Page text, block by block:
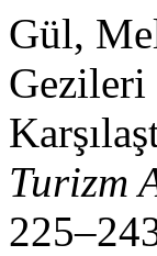
Gül,
Gezileri
Turizm